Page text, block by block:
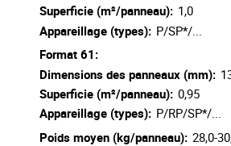
Superficie (m²/panneau): 1,0
Appareillage (types): P/SP*/...
Format 61:
Dimensions des panneaux (mm):
Superficie (m²/panneau): 0,95
Appareillage (types): P/RP/SP*/...
Poids moyen (kg/panneau): 28,0-